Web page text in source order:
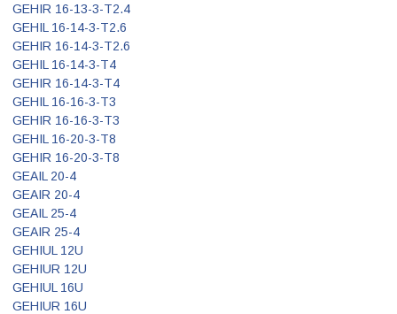
GEHIR 16-13-3-T2.4
GEHIL 16-14-3-T2.6
GEHIR 16-14-3-T2.6
GEHIL 16-14-3-T4
GEHIR 16-14-3-T4
GEHIL 16-16-3-T3
GEHIR 16-16-3-T3
GEHIL 16-20-3-T8
GEHIR 16-20-3-T8
GEAIL 20-4
GEAIR 20-4
GEAIL 25-4
GEAIR 25-4
GEHIUL 12U
GEHIUR 12U
GEHIUL 16U
GEHIUR 16U